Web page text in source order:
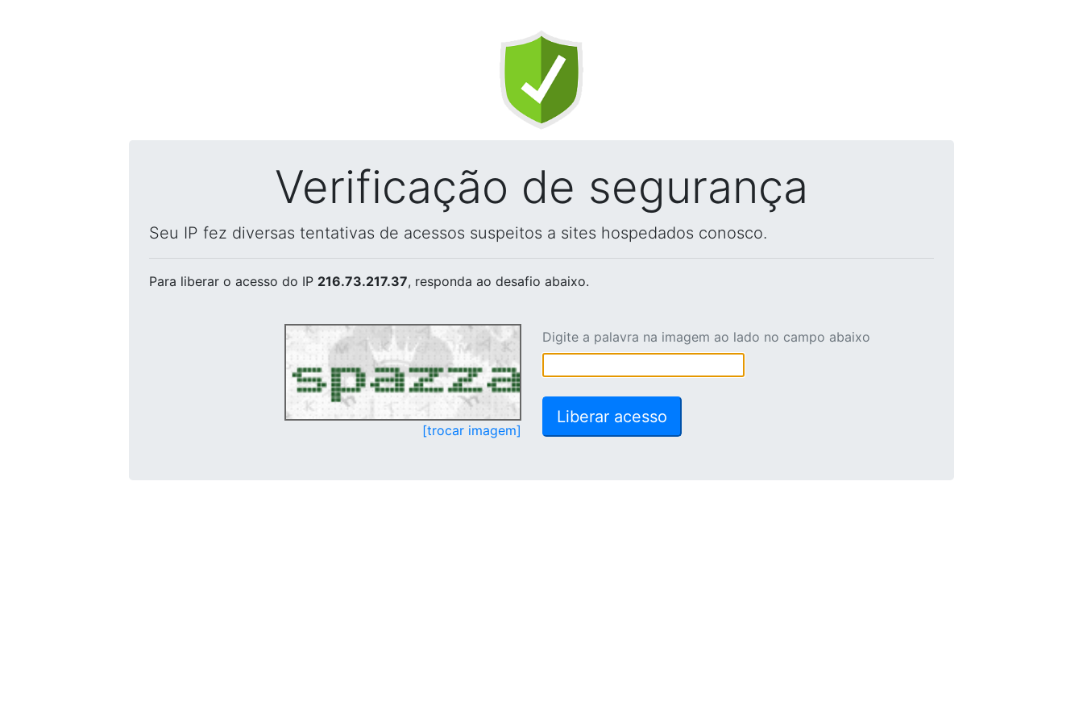
Verificação de segurança
Seu IP fez diversas tentativas de acessos suspeitos a sites hospedados conosco.
Para liberar o acesso do IP 216.73.217.37, responda ao desafio abaixo.
[trocar imagem]
Digite a palavra na imagem ao lado no campo abaixo